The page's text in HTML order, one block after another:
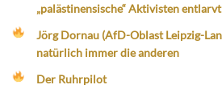
„palästinensische“ Aktivisten entlarvt
Jörg Dornau (AfD-Oblast Leipzig-
natürlich immer die anderen
Der Ruhrpilot